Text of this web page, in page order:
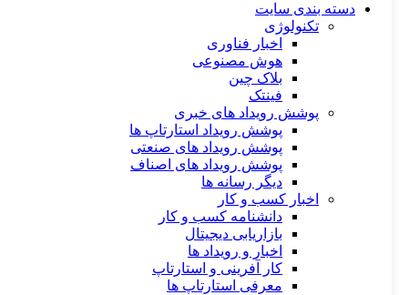
دسته بندی سایت
تکنولوژی
اخبار فناوری
هوش مصنوعی
بلاک چین
فینتک
پوشش رویداد های خبری
پوشش رویداد استارتاپ ها
پوشش رویداد های صنعتی
پوشش رویداد های اصناف
دیگر رسانه ها
اخبار کسب و کار
دانشنامه کسب و کار
بازاریابی دیجیتال
اخبار و رویداد ها
کار آفرینی و استارتاپ
معرفی استارتاپ ها